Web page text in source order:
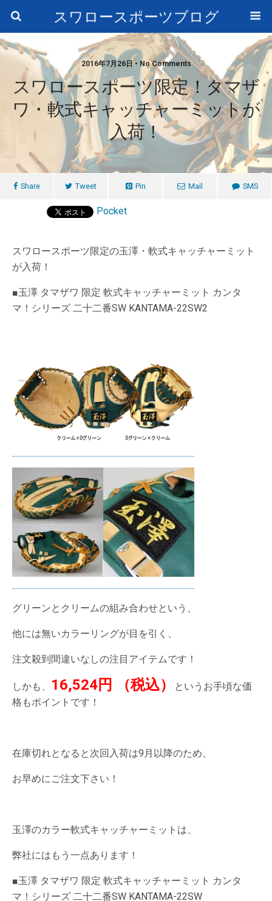
スワロースポーツブログ
2016年7月26日 • No Comments
スワロースポーツ限定！タマザ
ワ・軟式キャッチャーミットが
入荷！
Share Tweet Pin Mail SMS
Pocket
スワロースポーツ限定の玉澤・軟式キャッチャーミット
が入荷！
■玉澤 タマザワ 限定 軟式キャッチャーミット カンタ
マ！シリーズ 二十二番SW KANTAMA-22SW2
グリーンとクリームの組み合わせという、
他には無いカラーリングが目を引く、
注文殺到間違いなしの注目アイテムです！
しかも、 16,524円 （税込）
というお手頃な価
格もポイントです！
在庫切れとなると次回入荷は9月以降のため、
お早めにご注文下さい！
玉澤のカラー軟式キャッチャーミットは、
弊社にはもう一点あります！
■玉澤 タマザワ 限定 軟式キャッチャーミット カンタ
マ！シリーズ 二十二番SW KANTAMA-22SW